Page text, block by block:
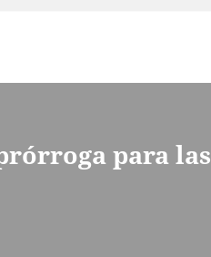
para las